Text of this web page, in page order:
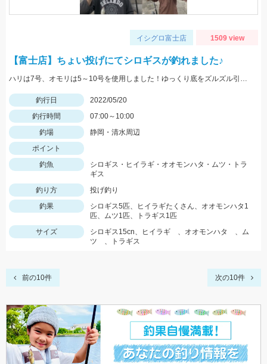
イシグロ富士店 1509 view
【富士店】ちょい投げにてシロギスが釣れました♪
ハリは7号、オモリは5～10号を使用しました！ゆっくり底をズルズル引くとアタリが多かったですよ！
釣行日
2022/05/20
釣行時間
07:00～10:00
釣場
静岡・清水周辺
ポイント
釣魚
シロギス・ヒイラギ・オオモンハタ・ムツ・トラ
ギス
釣り方
投げ釣り
釣果
シロギス5匹、ヒイラギたくさん、オオモンハタ1
匹、ムツ1匹、トラギス1匹
サイズ
シロギス15cn、ヒイラギ 、オオモンハタ 、ム
ツ 、トラギス
前の10件 次の10件